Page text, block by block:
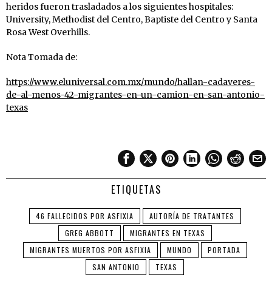
heridos fueron trasladados a los siguientes hospitales:
University, Methodist del Centro, Baptiste del Centro y Santa
Rosa West Overhills.
Nota Tomada de:
https://www.eluniversal.com.mx/mundo/hallan-cadaveres-
de-al-menos-42-migrantes-en-un-camion-en-san-antonio-
texas
ETIQUETAS
46 FALLECIDOS POR ASFIXIA
AUTORÍA DE TRATANTES
GREG ABBOTT
MIGRANTES EN TEXAS
MIGRANTES MUERTOS POR ASFIXIA
MUNDO
PORTADA
SAN ANTONIO
TEXAS